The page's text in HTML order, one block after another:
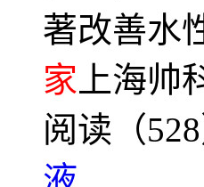
著改善水
家 上海帅
阅读（528
液